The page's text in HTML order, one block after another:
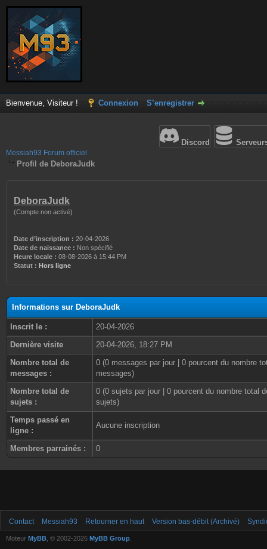
Bienvenue, Visiteur ! Connexion S’enregistrer
Discord
Messiah93 Forum officiel
Profil de DeboraJudk
DeboraJudk
(Compte non activé)
Date d’inscription : 20-04-2026
Date de naissance : Non spécifié
Heure locale : 08-08-2026 à 15:44 PM
Statut : Hors ligne
Informations sur DeboraJudk
Inscrit le :
20-04-2026
Dernière visite
20-04-2026, 18:27 PM
Nombre total de
messages :
0 (0 messages par jour | 0 pourcent du nombre
messages)
Nombre total de
sujets :
0 (0 sujets par jour | 0 pourcent du nombre total
sujets)
Temps passé en
ligne :
Aucune inscription
Membres parrainés : 0
Contact Messiah93 Retourner en haut Version bas-débit (Archivé)
Moteur MyBB , © 2002-2026 MyBB Group